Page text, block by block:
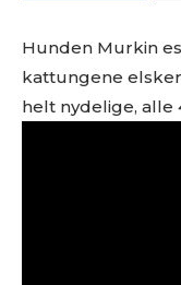
Hunden Murkin
kattungene
helt nydelige, alle